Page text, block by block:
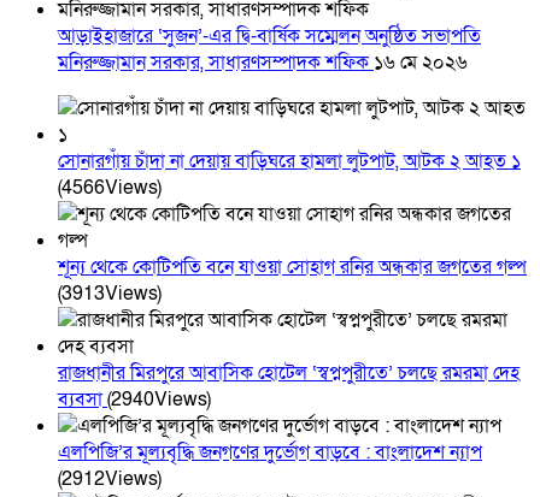
আড়াইহাজারে ‘সুজন’-এর দ্বি-বার্ষিক সম্মেলন অনুষ্ঠিত সভাপতি
মনিরুজ্জামান সরকার, সাধারণসম্পাদক শফিক ১৬ মে ২০২৬
সোনারগাঁয় চাঁদা না দেয়ায় বাড়িঘরে হামলা লুটপাট, আটক ২ আহত ১
(4566Views)
শূন্য থেকে কোটিপতি বনে যাওয়া সোহাগ রনির অন্ধকার জগতের গল্প
(3913Views)
রাজধানীর মিরপুরে আবাসিক হোটেল ‘স্বপ্নপুরীতে’ চলছে রমরমা দেহ
ব্যবসা(2940Views)
এলপিজি’র মূল্যবৃদ্ধি জনগণের দুর্ভোগ বাড়বে : বাংলাদেশ ন্যাপ
(2912Views)